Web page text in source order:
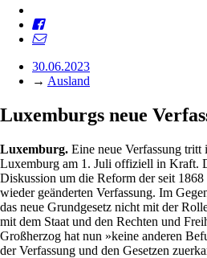
30.06.2023
→ Ausland
Luxemburgs neue
Luxemburg. Eine neue Verfassung
Luxemburg am 1. Juli offiziell in Kraft.
Diskussion um die Reform der seit
wieder geänderten Verfassung. Im
das neue Grundgesetz nicht mit der
mit dem Staat und den Rechten und
Großherzog hat nun »keine anderen
der Verfassung und den Gesetzen